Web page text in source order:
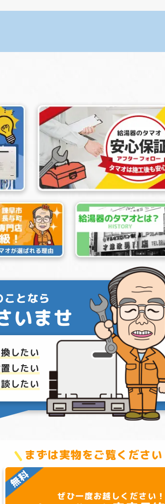
ことなら
いませ
したい
したい
したい
まずは実物をご覧ください
ぜひ一度お越しください！